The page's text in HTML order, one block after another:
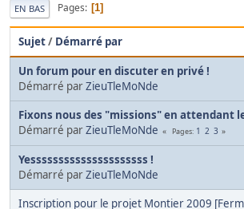
EN BAS Pages 1
Sujet/ Démarré par
Un forum pour en discuter en privé !
Démarré parZieuTleMoNde
Fixons nous des "missions" en attendant
Démarré parZieuTleMoNde Pages 1 2 3
Yesssssssssssssssssssss !
Démarré parZieuTleMoNde
Inscription pour le projet Montier 2009